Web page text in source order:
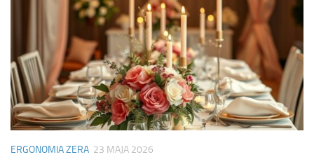
ERGONOMIA ZERA 23 MAJA 2026